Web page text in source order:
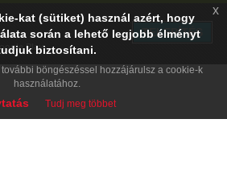
kat (sütiket) használ azért, hogy
során a lehető legjobb élményt
biztosítani.
böngészéssel hozzájárulsz a cookie-k
használatához.
Tudj meg többet
x
Play
TELEPÍTÉS